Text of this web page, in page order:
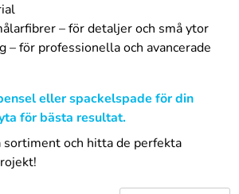
– för detaljer och små ytor
– för professionella och avancerade
eller spackelspade för din
för bästa resultat.
sortiment och hitta de perfekta